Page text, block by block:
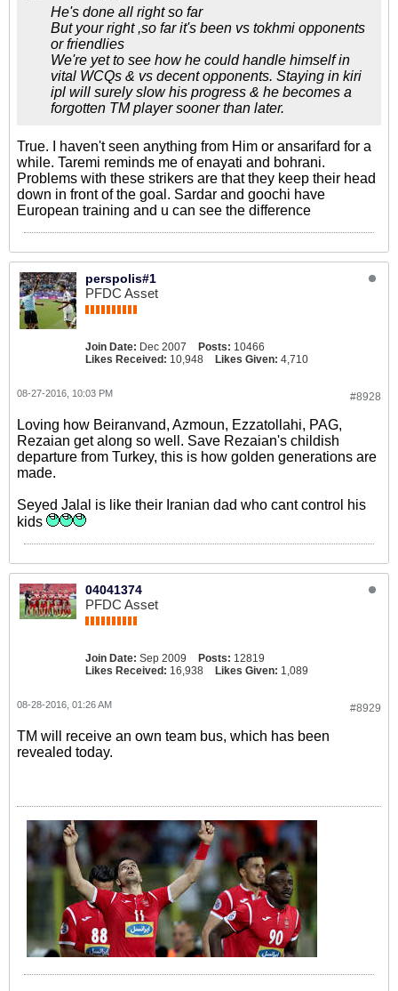
He's done all right so far
But your right ,so far it's been vs tokhmi opponents
or friendlies
We're yet to see how he could handle himself in
vital WCQs & vs decent opponents. Staying in kiri
ipl will surely slow his progress & he becomes a
forgotten TM player sooner than later.
True. I haven't seen anything from Him or ansarifard for a
while. Taremi reminds me of enayati and bohrani.
Problems with these strikers are that they keep their head
down in front of the goal. Sardar and goochi have
European training and u can see the difference
perspolis#1
PFDC Asset
Join Date: Dec 2007 Posts: 10466
Likes Received: 10,948 Likes Given: 4,710
#8928
08-27-2016, 10:03 PM
Loving how Beiranvand, Azmoun, Ezzatollahi, PAG,
Rezaian get along so well. Save Rezaian's childish
departure from Turkey, this is how golden generations are
made.
Seyed Jalal is like their Iranian dad who cant control his
kids
04041374
PFDC Asset
Join Date: Sep 2009 Posts: 12819
Likes Received: 16,938 Likes Given: 1,089
#8929
08-28-2016, 01:26 AM
TM will receive an own team bus, which has been
revealed today.